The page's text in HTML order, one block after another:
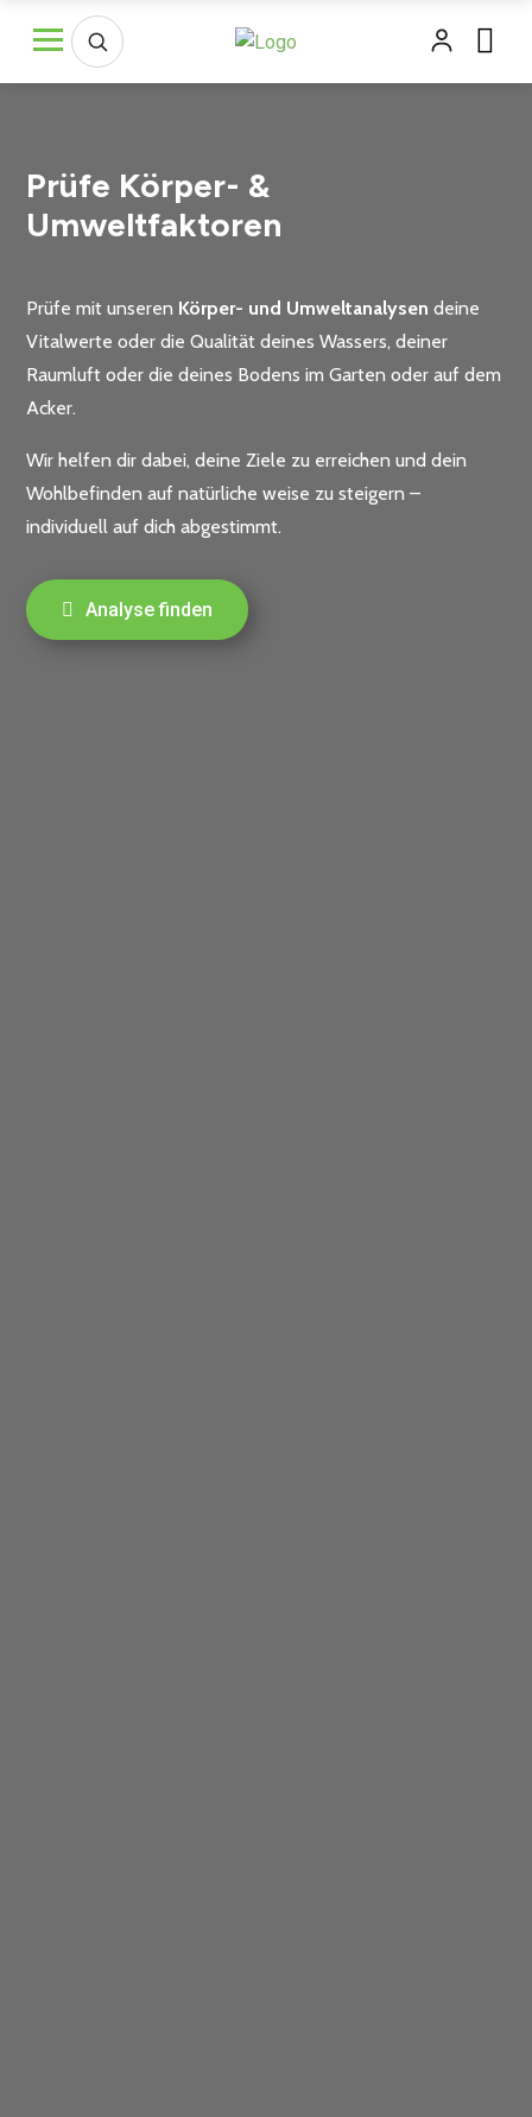
Prüfe Körper- &
Umweltfaktoren
Prüfe mit unseren Körper- und Umweltanalysen deine
Vitalwerte oder die Qualität deines Wassers, deiner
Raumluft oder die deines Bodens im Garten oder auf dem
Acker.
Wir helfen dir dabei, deine Ziele zu erreichen und dein
Wohlbefinden auf natürliche weise zu steigern –
individuell auf dich abgestimmt.
Analyse finden